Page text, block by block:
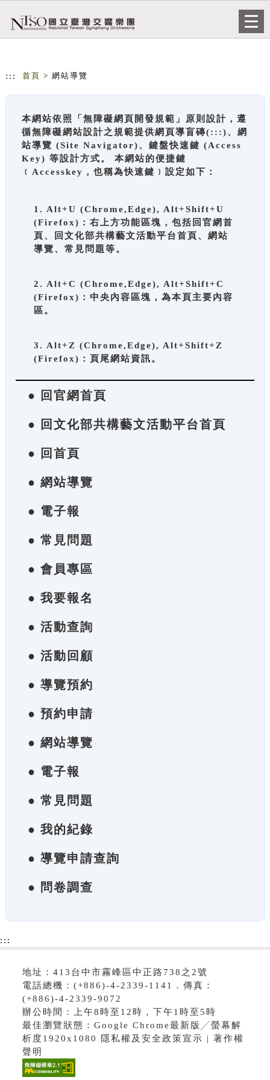
::: 首頁 > 網站導覽
本網站依照「無障礙網頁開發規範」原則設計，遵
循無障礙網站設計之規範提供網頁導盲磚(:::)、網
站導覽 (Site Navigator)、鍵盤快速鍵 (Access
Key) 等設計方式。 本網站的便捷鍵
﹝Accesskey，也稱為快速鍵﹞設定如下：
1. Alt+U (Chrome,Edge), Alt+Shift+U
(Firefox)：右上方功能區塊，包括回官網首
頁、回文化部共構藝文活動平台首頁、網站
導覽、常見問題等。
2. Alt+C (Chrome,Edge), Alt+Shift+C
(Firefox)：中央內容區塊，為本頁主要內容
區。
3. Alt+Z (Chrome,Edge), Alt+Shift+Z
(Firefox)：頁尾網站資訊。
● 回官網首頁
● 回文化部共構藝文活動平台首頁
● 回首頁
● 網站導覽
● 電子報
● 常見問題
● 會員專區
● 我要報名
● 活動查詢
● 活動回顧
● 導覽預約
● 預約申請
● 網站導覽
● 電子報
● 常見問題
● 我的紀錄
● 導覽申請查詢
● 問卷調查
:::
地址：413台中市霧峰區中正路738之2號
電話總機：(+886)-4-2339-1141．傳真：
(+886)-4-2339-9072
辦公時間：上午8時至12時，下午1時至5時
最佳瀏覽狀態：Google Chrome最新版╱螢幕解
析度1920x1080 隱私權及安全政策宣示 | 著作權
聲明